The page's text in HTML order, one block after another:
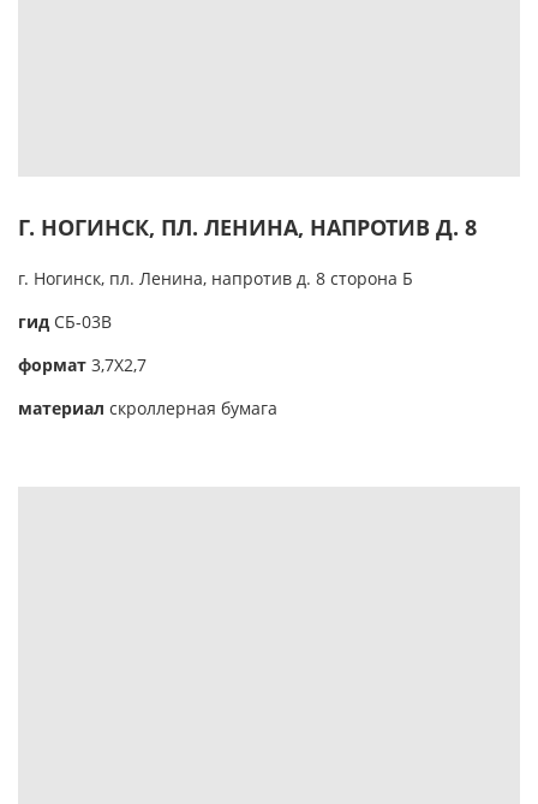
Г. НОГИНСК, ПЛ. ЛЕНИНА, НАПРОТИВ Д. 8
г. Ногинск, пл. Ленина, напротив д. 8 сторона Б
гид CБ-03В
формат 3,7Х2,7
материал скроллерная бумага